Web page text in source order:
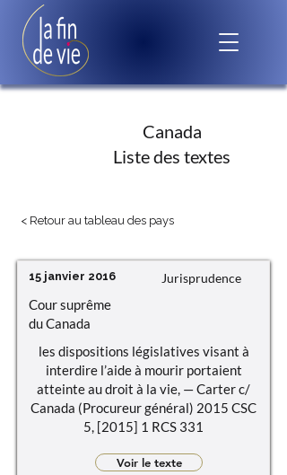
Canada
Liste des textes
< Retour au tableau des pays
15 janvier 2016 Jurisprudence
Cour suprême
du Canada
les dispositions législatives visant à
interdire l’aide à mourir portaient
atteinte au droit à la vie, — Carter c/
Canada (Procureur général) 2015 CSC
5, [2015] 1 RCS 331
Voir le texte